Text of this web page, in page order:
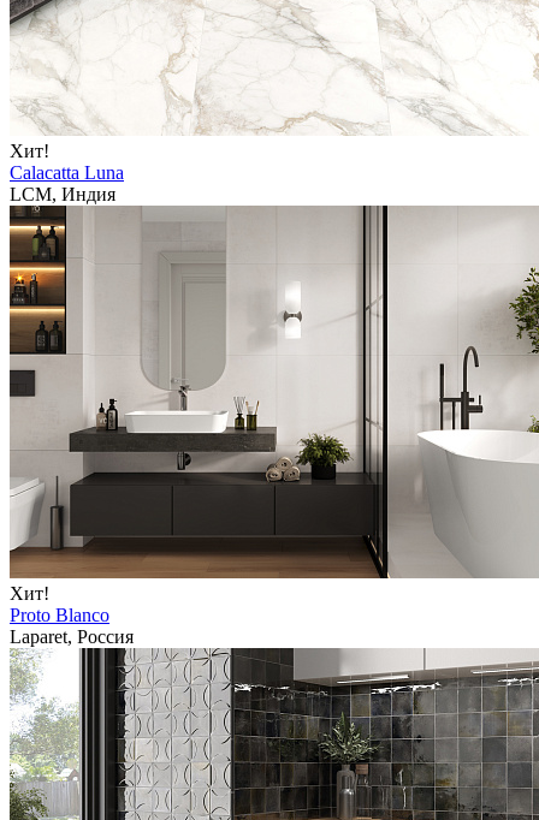
Хит!
Calacatta Luna
LCM, Индия
Хит!
Proto Blanco
Laparet, Россия